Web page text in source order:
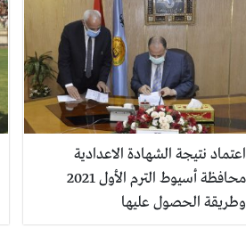
اعتماد نتيجة الشهادة الاعدادية
محافظة أسيوط الترم الأول 2021
وطريقة الحصول عليها